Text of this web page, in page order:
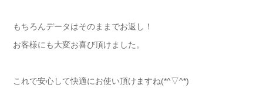
もちろんデータはそのままでお返し！
お客様にも大変お喜び頂けました。
これで安心して快適にお使い頂けますね(*^▽^*)